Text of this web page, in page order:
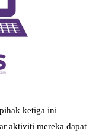
ketiga ini
aktiviti mereka dapat